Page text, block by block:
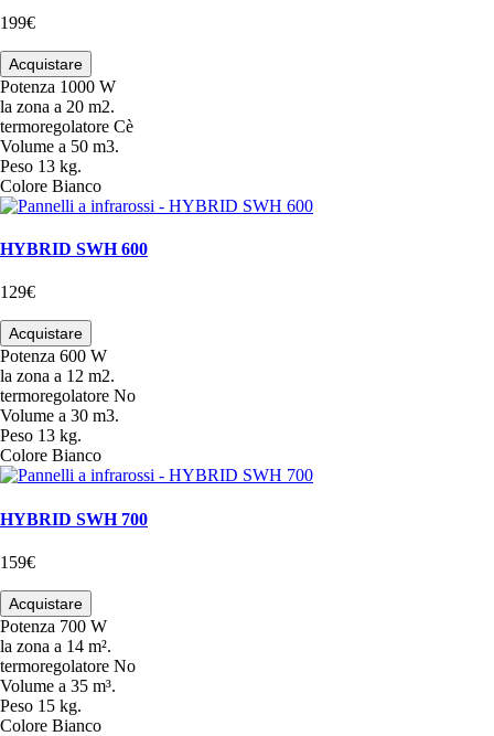
199€
Acquistare
Potenza 1000 W
la zona a 20 m2.
termoregolatore Cè
Volume a 50 m3.
Peso 13 kg.
Colore Bianco
HYBRID SWH 600
129€
Acquistare
Potenza 600 W
la zona a 12 m2.
termoregolatore No
Volume a 30 m3.
Peso 13 kg.
Colore Bianco
HYBRID SWH 700
159€
Acquistare
Potenza 700 W
la zona a 14 m².
termoregolatore No
Volume a 35 m³.
Peso 15 kg.
Colore Bianco